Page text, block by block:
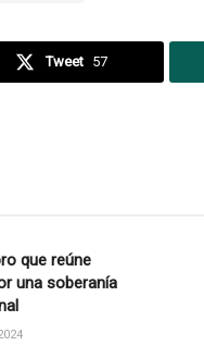
Tweet 57
que reúne
una soberanía